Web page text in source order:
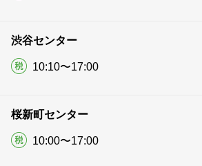
渋谷センター
10:10〜17:00
桜新町センター
10:00〜17:00